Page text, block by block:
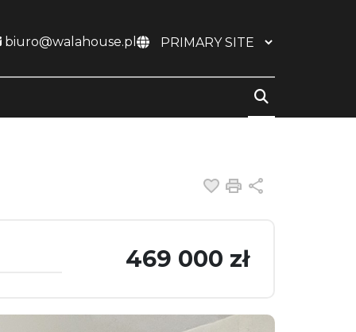
biuro@walahouse.pl
Dodaj do
Drukuj
469 000 zł